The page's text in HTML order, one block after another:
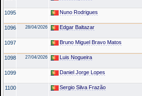
1095 Nuno Rodrigues
1096 28/04/2026 Edgar Baltazar
1097 Bruno Miguel Bravo Matos
1098 27/04/2026 Luis Nogueira
1099 Daniel Jorge Lopes
1100 Sergio Silva Frazão